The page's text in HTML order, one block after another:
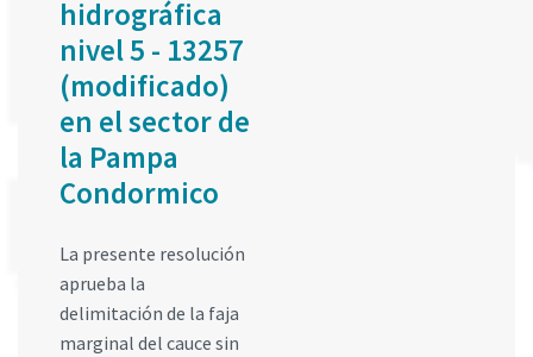
hidrográfica
nivel 5 - 13257
(modificado)
en el sector de
la Pampa
Condormico
La presente resolución
aprueba la
delimitación de la faja
marginal del cauce sin